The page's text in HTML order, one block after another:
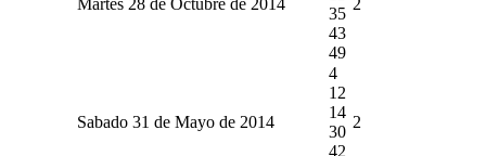
35
43
49
Sabado 31 de Mayo de 2014
4
12
14
30
42
2